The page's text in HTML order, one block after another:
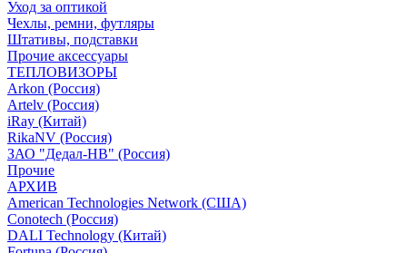
Уход за оптикой
Чехлы, ремни, футляры
Штативы, подставки
Прочие аксессуары
ТЕПЛОВИЗОРЫ
Arkon (Россия)
Artelv (Россия)
iRay (Китай)
RikaNV (Россия)
ЗАО "Дедал-НВ" (Россия)
Прочие
АРХИВ
American Technologies Network (США)
Conotech (Россия)
DALI Technology (Китай)